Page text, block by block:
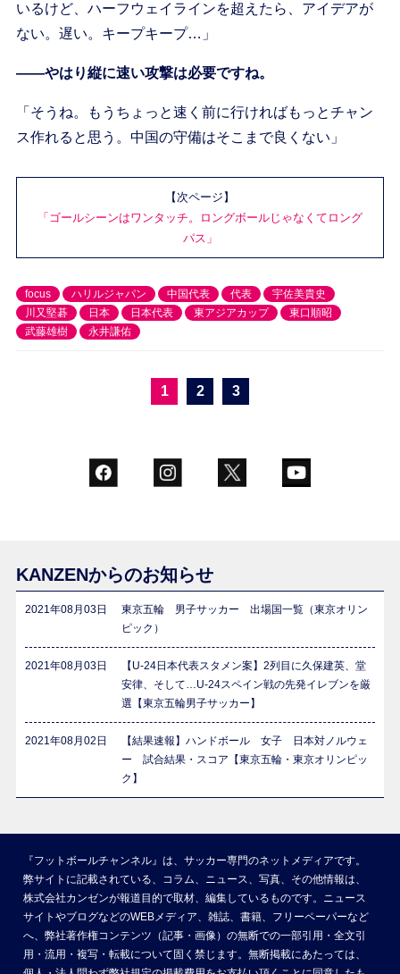
いるけど、ハーフウェイラインを超えたら、アイデアが
ない。遅い。キープキープ…」
――やはり縦に速い攻撃は必要ですね。
「そうね。もうちょっと速く前に行ければもっとチャン
ス作れると思う。中国の守備はそこまで良くない」
【次ページ】
「ゴールシーンはワンタッチ。ロングボールじゃなくてロング
パス」
focus ハリルジャパン 中国代表 代表
宇佐美貴史
川又堅碁
日本 日本代表 東アジアカップ
東口順昭
武藤雄樹
永井謙佑
1 2 3
KANZENからのお知らせ
2021年08月03日
東京五輪 男子サッカー 出場国一覧（東京オリン
ピック）
2021年08月03日
【U-24日本代表スタメン案】2列目に久保建英、堂
安律、そして…U-24スペイン戦の先発イレブンを厳
選【東京五輪男子サッカー】
2021年08月02日
【結果速報】ハンドボール 女子 日本対ノルウェ
ー 試合結果・スコア【東京五輪・東京オリンピッ
ク】
『フットボールチャンネル』は、サッカー専門のネットメディアです。
弊サイトに記載されている、コラム、ニュース、写真、その他情報は、
株式会社カンゼンが報道目的で取材、編集しているものです。ニュース
サイトやブログなどのWEBメディア、雑誌、書籍、フリーペーパーなど
へ、弊社著作権コンテンツ（記事・画像）の無断での一部引用・全文引
用・流用・複写・転載について固く禁じます。無断掲載にあたっては、